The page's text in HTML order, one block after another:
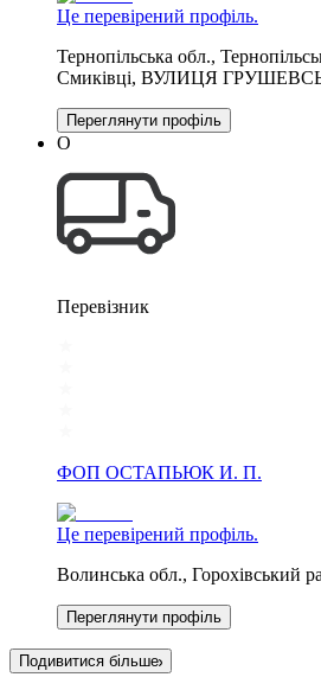
Це перевірений профіль.
Тернопільська обл.,
Смиківці, ВУЛИЦЯ
Переглянути профіль
О
Перевізник
ФОП ОСТАПЬЮК И. П.
Це перевірений профіль.
Волинська обл., Горохівський
Переглянути профіль
Подивитися більше